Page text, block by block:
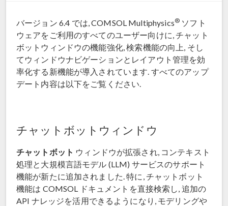
バージョン 6.4 では, COMSOL Multiphysics® ソフト
ウェアをご利用のすべてのユーザー向けに, チャット
ボットウィンドウの機能強化, 検索機能の向上, そし
てウィンドウナビゲーションとレイアウト管理を効
率化する新機能が導入されています. すべてのアップ
デート内容は以下をご覧ください.
チャットボットウィンドウ
チャットボット ウィンドウが拡張され, コンテキスト
処理と大規模言語モデル (LLM) サービスのサポート
機能が新たに追加されました. 特に, チャットボット
機能は COMSOL ドキュメントを直接検索し, 追加の
API ナレッジを活用できるようになり, モデリングや